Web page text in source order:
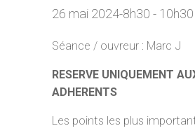
26 mai 2024-8h30 - 10h30
Séance / ouvreur : Marc J
RESERVE UNIQUEMENT
ADHERENTS
Les points les plus